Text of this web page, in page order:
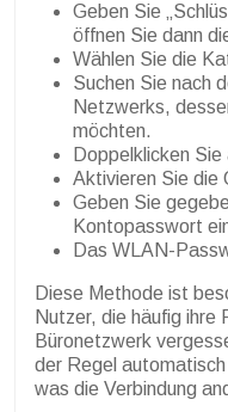
Geben Sie
öffnen Sie dann
Wählen Sie die
Suchen Sie nach
Netzwerks,
möchten.
Doppelklicken
Aktivieren Sie die
Geben Sie
Kontopasswort
Das WLAN-
Diese Methode ist
Nutzer, die häufig
Büronetzwerk
der Regel
was die Verbindung